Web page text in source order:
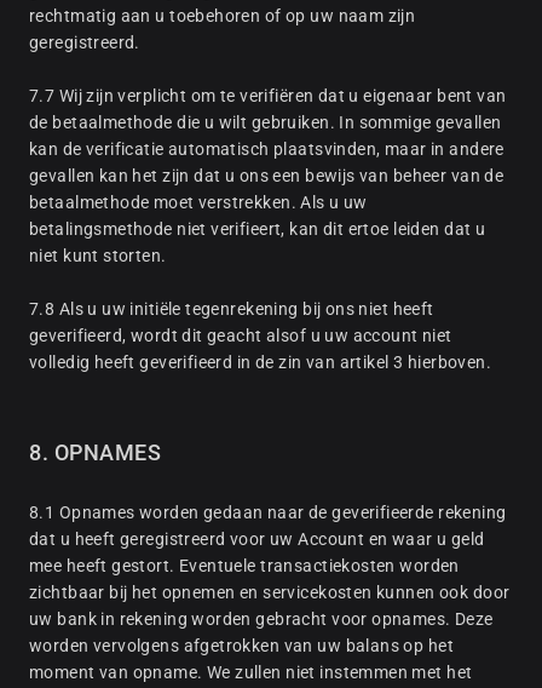
rechtmatig aan u toebehoren of op uw naam zijn
geregistreerd.
7.7 Wij zijn verplicht om te verifiëren dat u eigenaar bent van
de betaalmethode die u wilt gebruiken. In sommige gevallen
kan de verificatie automatisch plaatsvinden, maar in andere
gevallen kan het zijn dat u ons een bewijs van beheer van de
betaalmethode moet verstrekken. Als u uw
betalingsmethode niet verifieert, kan dit ertoe leiden dat u
niet kunt storten.
7.8 Als u uw initiële tegenrekening bij ons niet heeft
geverifieerd, wordt dit geacht alsof u uw account niet
volledig heeft geverifieerd in de zin van artikel 3 hierboven.
8. OPNAMES
8.1 Opnames worden gedaan naar de geverifieerde rekening
dat u heeft geregistreerd voor uw Account en waar u geld
mee heeft gestort. Eventuele transactiekosten worden
zichtbaar bij het opnemen en servicekosten kunnen ook door
uw bank in rekening worden gebracht voor opnames. Deze
worden vervolgens afgetrokken van uw balans op het
moment van opname. We zullen niet instemmen met het